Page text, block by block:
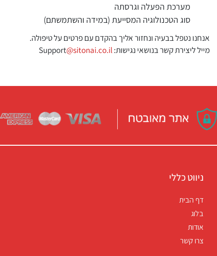
מערכת הפעלה וגרסתה
סוג הטכנולוגיה המסייעת (במידה והשתמשתם)
אנחנו נטפל בבעיה ונחזור אליך בהקדם עם פרטים על טיפולה.
מייל ליצירת קשר בנושאי נגישות: Support@sitonai.co.il
ניווט כללי
דף הבית
בלוג
אודות
צרו קשר